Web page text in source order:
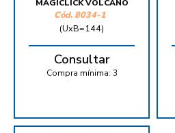
MAGICLICK VOLCANO
Cód. 8034-1
(UxB=144)
Consultar
Compra mínima: 3